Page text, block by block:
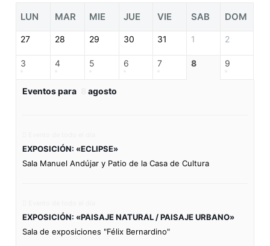
LUN MAR MIE JUE VIE SAB DOM
27 28 29 30 31 1 2
3 4 5 6 7 8 9
Eventos para agosto
EXPOSICIÓN: «ECLIPSE»
Sala Manuel Andújar y Patio de la Casa de Cultura
EXPOSICIÓN: «PAISAJE NATURAL / PAISAJE URBANO»
Sala de exposiciones "Félix Bernardino"